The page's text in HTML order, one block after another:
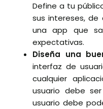
Define a tu
sus intereses,
una app que
expectativas.
Diseña una
interfaz de
cualquier
usuario debe
usuario debe